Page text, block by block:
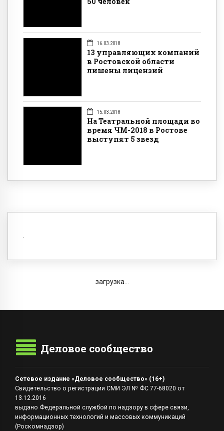
16.03.2018
13 управляющих компаний
в Ростовской области
лишены лицензий
15.03.2018
На Театральной площади во
время ЧМ-2018 в Ростове
выступят 5 звезд
загрузка...
Деловое сообщество
Сетевое издание «Деловое сообщество» (16+)
Свидетельство о регистрации СМИ ЭЛ № ФС 77-68020 от
13.12.2016
выдано Федеральной службой по надзору в сфере связи,
информационных технологий и массовых коммуникаций
(Роскомнадзор)